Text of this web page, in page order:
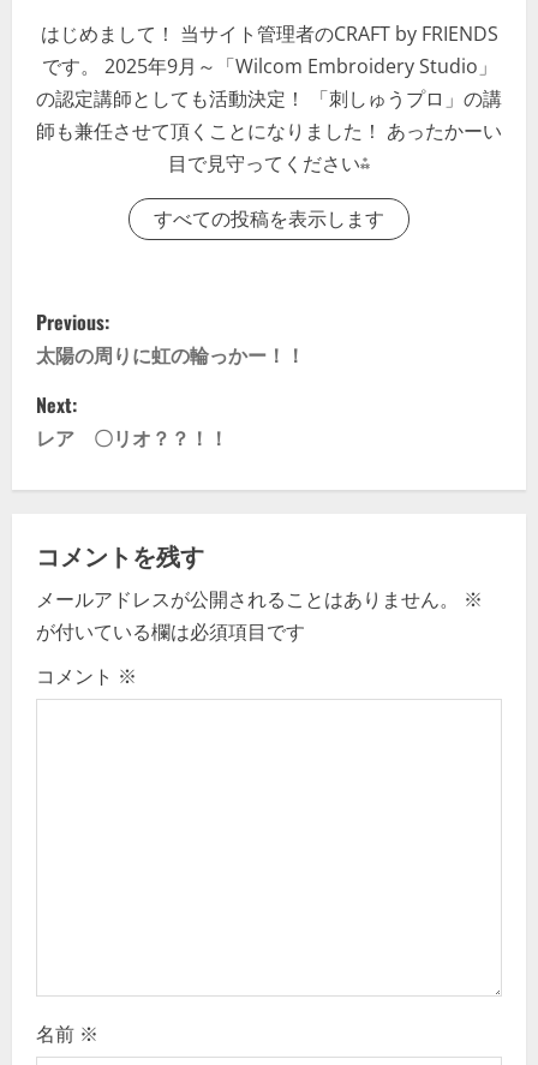
はじめまして！ 当サイト管理者のCRAFT by FRIENDS
です。 2025年9月～「Wilcom Embroidery Studio」
の認定講師としても活動決定！ 「刺しゅうプロ」の講
師も兼任させて頂くことになりました！ あったかーい
目で見守ってください⁂
すべての投稿を表示します
P
o
s
t
a
v
i
g
Previous:
太陽の周りに虹の輪っかー！！
Next:
レア 〇リオ？？！！
コメントを残す
メールアドレスが公開されることはありません。
※
が付いている欄は必須項目です
コメント ※
名前 ※